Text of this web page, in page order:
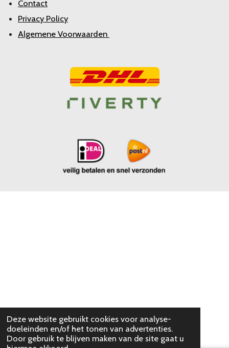
Deze website gebruikt cookies voor analyse-
doeleinden en/of het tonen van advertenties.
Door gebruik te blijven maken van de site gaat u
Contact
Privacy Policy
Algemene Voorwaarden